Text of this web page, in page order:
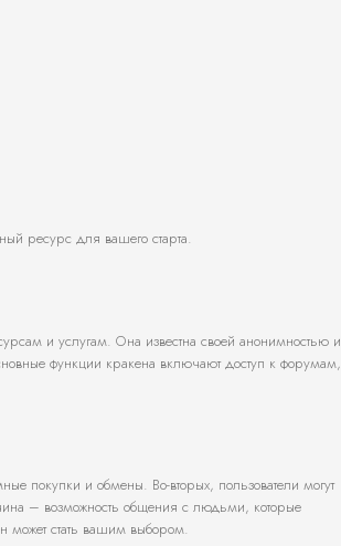
ресурс для вашего старта.
и услугам. Она известна своей анонимностью и
функции кракена включают доступ к форумам,
покупки и обмены. Во-вторых, пользователи могут
– возможность общения с людьми, которые
может стать вашим выбором.